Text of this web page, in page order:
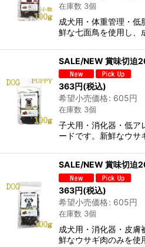
在庫数 3個
成犬用・体重管理・低
鮮な七面鳥を使用し、
SALE/NEW 賞味切迫
363円(税込)
希望小売価格: 605円
在庫数 3個
子犬用・消化器・低ア
ードです。新鮮なウサ
SALE/NEW 賞味切迫
363円(税込)
希望小売価格: 605円
在庫数 3個
成犬用・消化器・皮膚
鮮なウサギ肉のみを使